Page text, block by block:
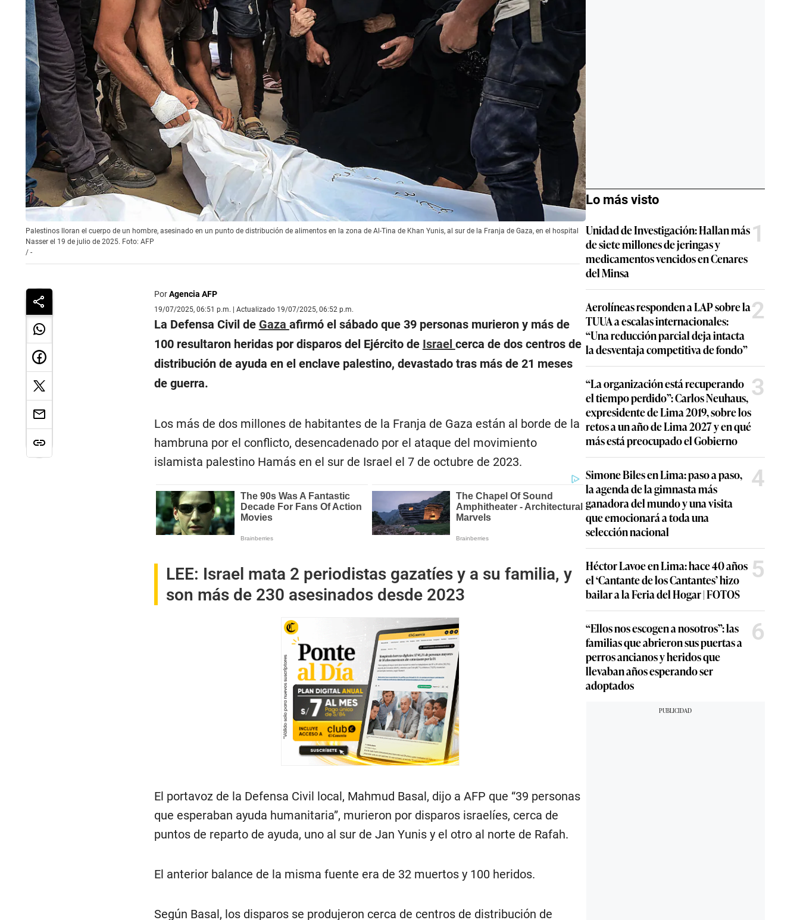
Palestinos lloran el cuerpo de un hombre, asesinado en un punto de distribución de alimentos en la zona de Al-Tina de Khan Yunis, al sur de la Franja de Gaza, en el hospital
Nasser el 19 de julio de 2025. Foto: AFP
/ -
PorAgencia AFP
19/07/2025, 06:51 p.m. | Actualizado 19/07/2025, 06:52 p.m.
La Defensa Civil de Gaza afirmó el sábado que 39 personas murieron y más de
100 resultaron heridas por disparos del Ejército de Israel cerca de dos centros de
distribución de ayuda en el enclave palestino, devastado tras más de 21 meses
de guerra.
Los más de dos millones de habitantes de la Franja de Gaza están al borde de la
hambruna por el conflicto, desencadenado por el ataque del movimiento
islamista palestino Hamás en el sur de Israel el 7 de octubre de 2023.
LEE: Israel mata 2 periodistas gazatíes y a su familia, y
son más de 230 asesinados desde 2023
El portavoz de la Defensa Civil local, Mahmud Basal, dijo a AFP que “39 personas
que esperaban ayuda humanitaria”, murieron por disparos israelíes, cerca de
puntos de reparto de ayuda, uno al sur de Jan Yunis y el otro al norte de Rafah.
El anterior balance de la misma fuente era de 32 muertos y 100 heridos.
Según Basal, los disparos se produjeron cerca de centros de distribución de
Lo más visto
Unidad de Investigación: Hallan más
de siete millones de jeringas y
medicamentos vencidos en Cenares
del Minsa
1
Aerolíneas responden a LAP sobre la
TUUA a escalas internacionales:
“Una reducción parcial deja intacta
la desventaja competitiva de fondo”
2
“La organización está recuperando
el tiempo perdido”: Carlos Neuhaus,
expresidente de Lima 2019, sobre los
retos a un año de Lima 2027 y en qué
más está preocupado el Gobierno
3
Simone Biles en Lima: paso a paso,
la agenda de la gimnasta más
ganadora del mundo y una visita
que emocionará a toda una
selección nacional
4
Héctor Lavoe en Lima: hace 40 años
el ‘Cantante de los Cantantes’ hizo
bailar a la Feria del Hogar | FOTOS
5
“Ellos nos escogen a nosotros”: las
familias que abrieron sus puertas a
perros ancianos y heridos que
llevaban años esperando ser
adoptados
6